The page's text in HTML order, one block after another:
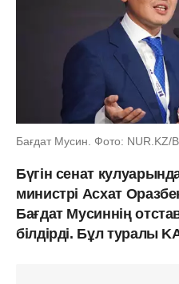
Бағдат Мусин. Фото: NUR.KZ/
Бүгін сенат
министрі Асхат
Бағдат Мусиннің
білдірді. Бұл туралы